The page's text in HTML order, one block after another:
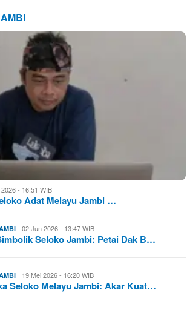
- 16:51 WIB
Adat Melayu Jambi …
02 Jun 2026 - 13:47 WIB
Seloko Jambi: Petai Dak B…
19 Mei 2026 - 16:20 WIB
Seloko Melayu Jambi: Akar Kuat…